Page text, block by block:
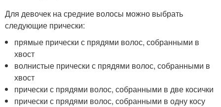
Для девочек на средние волосы можно выбрать
следующие прически:
прямые прически с прядями волос, собранными в
хвост
волнистые прически с прядями волос, собранными в
хвост
прически с прядями волос, собранными в две косички
прически с прядями волос, собранными в одну косу